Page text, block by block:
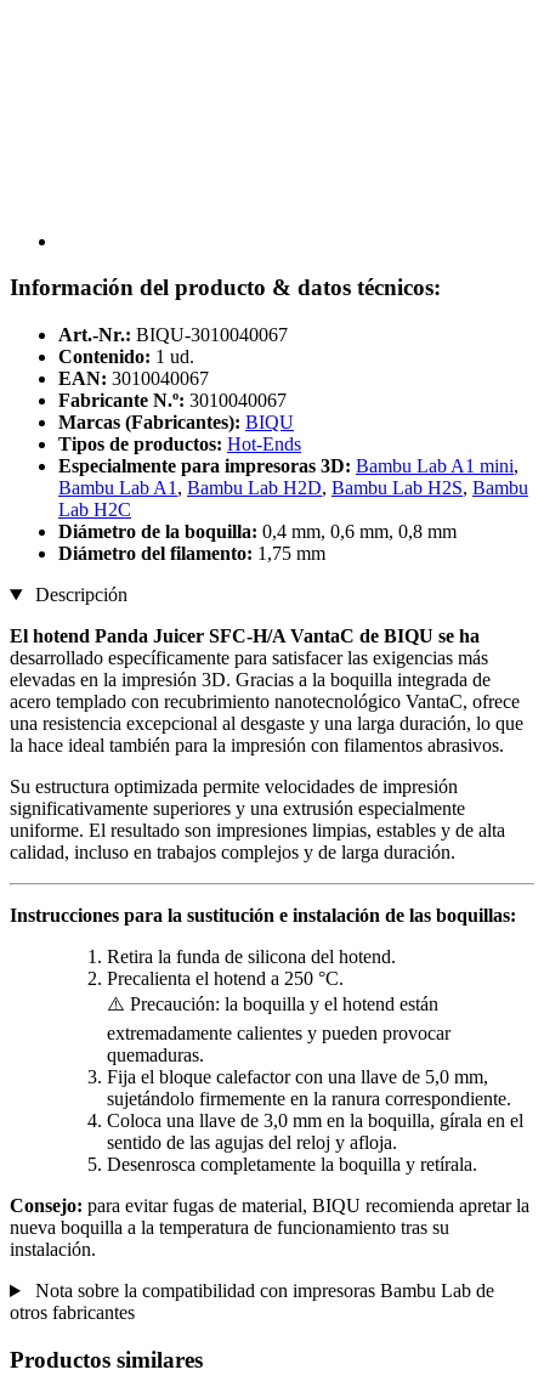
Información del producto & datos técnicos:
Art.-Nr.: BIQU-3010040067
Contenido: 1 ud.
EAN: 3010040067
Fabricante N.º: 3010040067
Marcas (Fabricantes): BIQU
Tipos de productos: Hot-Ends
Especialmente para impresoras 3D: Bambu Lab A1 mini,
Bambu Lab A1 , Bambu Lab H2D, Bambu Lab H2S, Bambu
Lab H2C
Diámetro de la boquilla: 0,4 mm, 0,6 mm, 0,8 mm
Diámetro del filamento: 1,75 mm
Descripción
El hotend Panda Juicer SFC-H/A VantaC de BIQU se ha
desarrollado específicamente para satisfacer las exigencias más
elevadas en la impresión 3D. Gracias a la boquilla integrada de
acero templado con recubrimiento nanotecnológico VantaC, ofrece
una resistencia excepcional al desgaste y una larga duración, lo que
la hace ideal también para la impresión con filamentos abrasivos.
Su estructura optimizada permite velocidades de impresión
significativamente superiores y una extrusión especialmente
uniforme. El resultado son impresiones limpias, estables y de alta
calidad, incluso en trabajos complejos y de larga duración.
Instrucciones para la sustitución e instalación de las boquillas:
Retira la funda de silicona del hotend.
Precalienta el hotend a 250 °C.
⚠️ Precaución: la boquilla y el hotend están
extremadamente calientes y pueden provocar
quemaduras.
Fija el bloque calefactor con una llave de 5,0 mm,
sujetándolo firmemente en la ranura correspondiente.
Coloca una llave de 3,0 mm en la boquilla, gírala en el
sentido de las agujas del reloj y afloja.
Desenrosca completamente la boquilla y retírala.
Consejo: para evitar fugas de material, BIQU recomienda apretar la
nueva boquilla a la temperatura de funcionamiento tras su
instalación.
Nota sobre la compatibilidad con impresoras Bambu Lab de
otros fabricantes
Productos similares